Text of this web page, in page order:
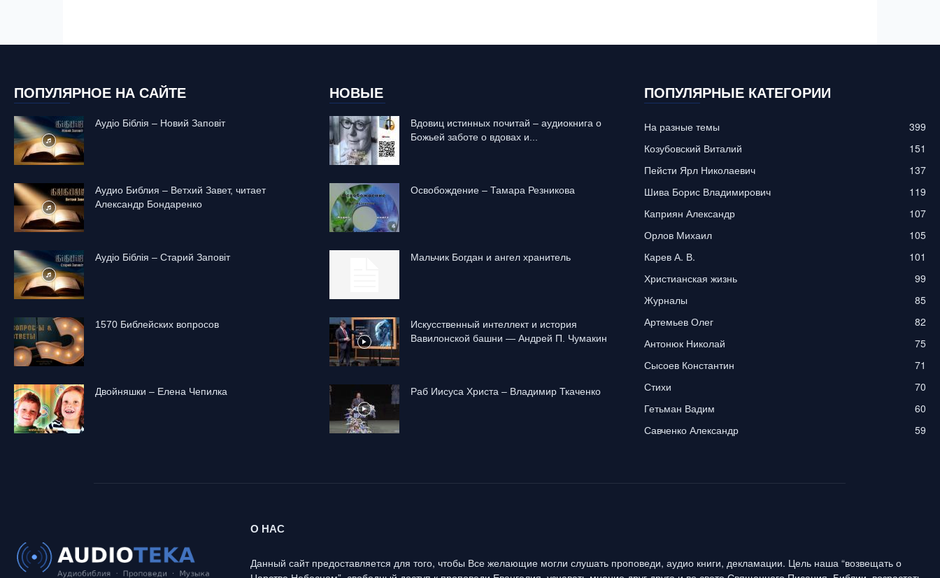
ПОПУЛЯРНОЕ НА САЙТЕ
Аудіо Біблія – Новий Заповіт
Аудио Библия – Ветхий Завет, читает
Александр Бондаренко
Аудіо Біблія – Старий Заповіт
1570 Библейских вопросов
Двойняшки – Елена Чепилка
НОВЫЕ
Вдовиц истинных почитай – аудиокнига о
Божьей заботе о вдовах и...
Освобождение – Тамара Резникова
Mальчик Богдан и ангел хранитель
Искусственный интеллект и история
Вавилонской башни — Андрей П. Чумакин
Раб Иисуса Христа – Владимир Ткаченко
ПОПУЛЯРНЫЕ КАТЕГОРИИ
На разные темы
399
Козубовский Виталий
151
Пейсти Ярл Николаевич
137
Шива Борис Владимирович
119
Каприян Александр
107
Орлов Михаил
105
Карев А. В.
101
Христианская жизнь
99
Журналы
85
Артемьев Олег
82
Антонюк Николай
75
Сысоев Константин
71
Стихи
70
Гетьман Вадим
60
Савченко Александр
59
О НАС
Данный сайт предоставляется для того, чтобы Все желающие могли слушать проповеди, аудио книги, декламации. Цель наша “возвещать о